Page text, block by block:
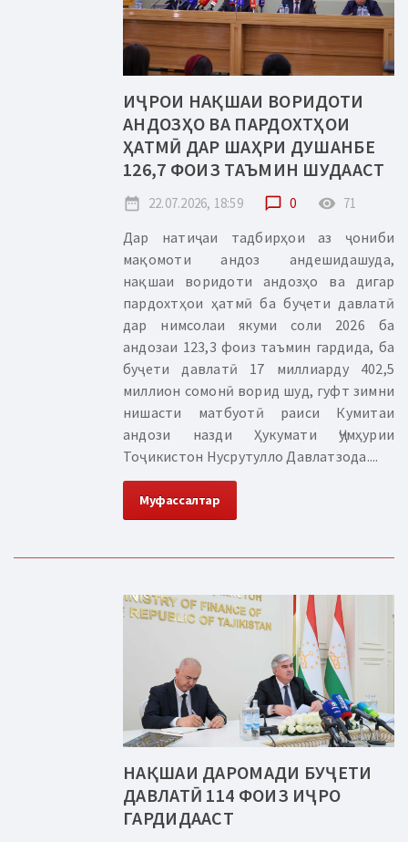
ИҶРОИ НАҚШАИ ВОРИДОТИ
АНДОЗҲО ВА ПАРДОХТҲОИ
ҲАТМӢ ДАР ШАҲРИ ДУШАНБЕ
126,7 ФОИЗ ТАЪМИН ШУДААСТ
date_range 22.07.2026, 18:59 chat_bubble_outline 0 remove_red_eye 71
Дар натиҷаи тадбирҳои аз ҷониби
мақомоти андоз андешидашуда,
нақшаи воридоти андозҳо ва дигар
пардохтҳои ҳатмӣ ба буҷети давлатӣ
дар нимсолаи якуми соли 2026 ба
андозаи 123,3 фоиз таъмин гардида, ба
буҷети давлатӣ 17 миллиарду 402,5
миллион сомонӣ ворид шуд, гуфт зимни
нишасти матбуотӣ раиси Кумитаи
андози назди Ҳукумати Ҷумҳурии
Тоҷикистон Нусрутулло Давлатзода....
Муфассалтар
НАҚШАИ ДАРОМАДИ БУҶЕТИ
ДАВЛАТӢ 114 ФОИЗ ИҶРО
ГАРДИДААСТ